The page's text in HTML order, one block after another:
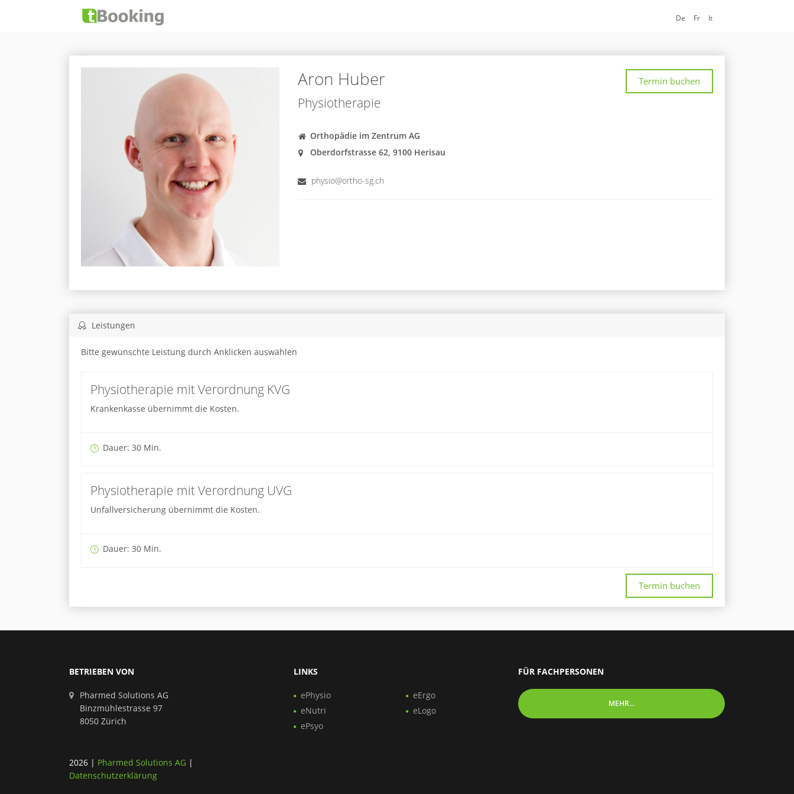
De Fr It
Aron Huber Termin buchen
Physiotherapie
Orthopädie im Zentrum AG
Oberdorfstrasse 62, 9100 Herisau
physio@ortho-sg.ch
Leistungen
Bitte gewünschte Leistung durch Anklicken auswählen
Physiotherapie mit Verordnung KVG
Krankenkasse übernimmt die Kosten.
Dauer: 30 Min.
Physiotherapie mit Verordnung UVG
Unfallversicherung übernimmt die Kosten.
Dauer: 30 Min.
Termin buchen
BETRIEBEN VON
Pharmed Solutions AG
Binzmühlestrasse 97
8050 Zürich
LINKS
ePhysio
eNutri
ePsyo
eErgo
eLogo
FÜR FACHPERSONEN
MEHR...
2026 | Pharmed Solutions AG |
Datenschutzerklärung